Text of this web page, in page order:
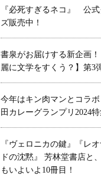
『必死すぎるネコ』 公式
ズ販売中！
書泉がお届けする新企画
麗に文学をすくう？】第3
今年はキン肉マンとコラボ
田カレーグランプリ2024特
『ヴェロニカの鍵』『レ
ドの沈黙』 芳林堂書店と
もいよいよ10冊目！